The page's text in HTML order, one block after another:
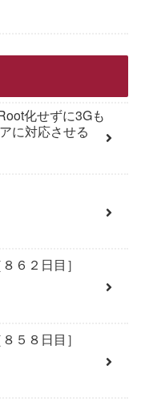
化せずに3Gも
に対応させる
６２日目］
５８日目］